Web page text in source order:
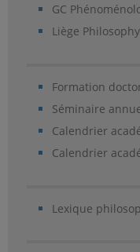
GC
Liège
Formation
Séminaire
Calendrier
Calendrier
Lexique